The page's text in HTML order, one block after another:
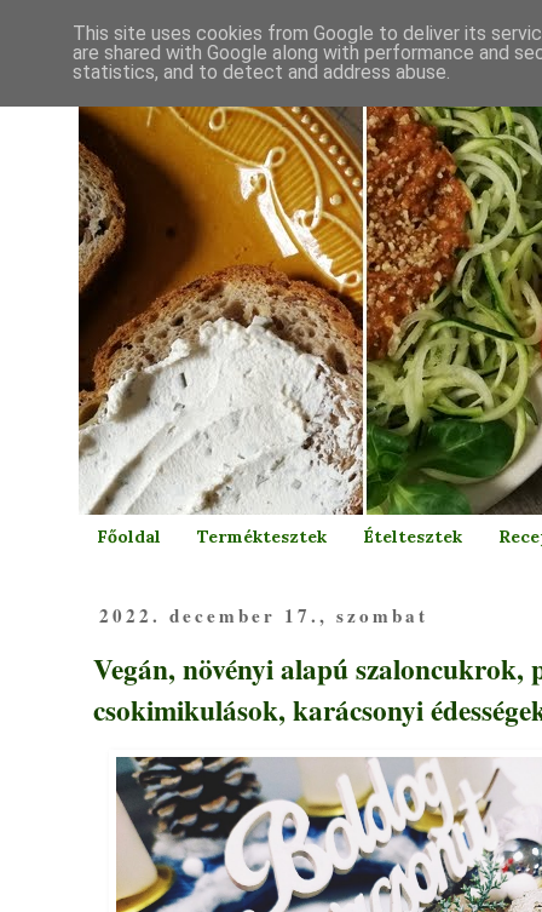
Főoldal Terméktesztek Ételtesztek
2022. december 17., szombat
Vegán, növényi alapú szaloncukrok,
csokimikulások, karácsonyi
This site uses cookies from Google to deliver its
are shared with Google along with performance and
statistics, and to detect and address abuse.